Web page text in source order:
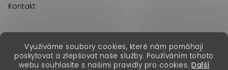
Využíváme soubory cookies, které nám pomáhají
poskytovat a zlepšovat naše služby. Používáním tohoto
webu souhlasíte s našimi pravidly pro cookies. Další
Kontakt
Copyright 2026Erika Fashion. Všechna práva vyhrazena.
erikafashion.sk